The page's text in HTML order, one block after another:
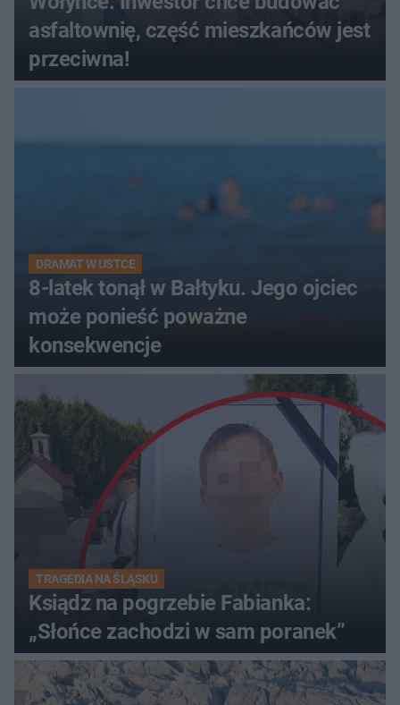
asfaltownię, część mieszkańców jest
przeciwna!
DRAMAT W USTCE
8-latek tonął w Bałtyku. Jego ojciec
może ponieść poważne
konsekwencje
TRAGEDIA NA ŚLĄSKU
Ksiądz na pogrzebie Fabianka:
„Słońce zachodzi w sam poranek”